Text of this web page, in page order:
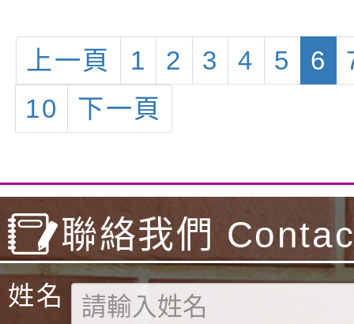
劉馥宇、
Grade6AElsa
上一頁 1 2 3 4 5 6
10
下一頁
聯絡我們
姓名